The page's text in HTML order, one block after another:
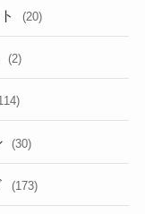
(20)
(2)
(30)
(173)